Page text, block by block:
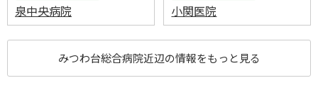
泉中央病院 小関医院
みつわ台総合病院近辺の情報をもっと見る